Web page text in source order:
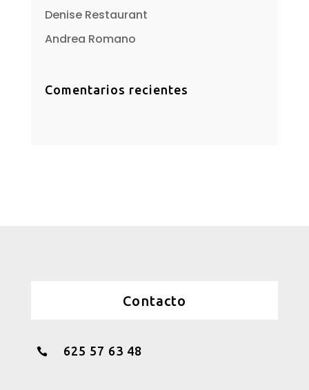
Denise Restaurant
Andrea Romano
Comentarios recientes
Contacto
 625 57 63 48